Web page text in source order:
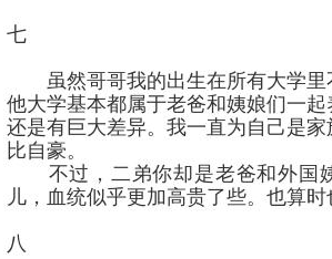
七
虽然哥哥我的出生在所有大学里
他大学基本都属于老爸和姨娘们一
还是有巨大差异。我一直为自己是
比自豪。
不过，二弟你却是老爸和外国
儿，血统似乎更加高贵了些。也算
八